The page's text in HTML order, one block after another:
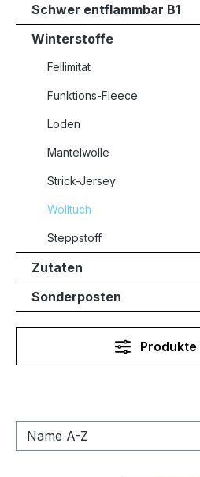
Schwer entflammbar B1
Winterstoffe
Fellimitat
Funktions-Fleece
Loden
Mantelwolle
Strick-Jersey
Wolltuch
Steppstoff
Zutaten
Sonderposten